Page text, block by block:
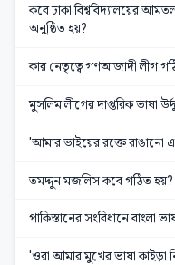
কবে ঢাকা বিশ্ববিদ্যালয়ের
অনুষ্ঠিত হয়?
কার নেতৃত্বে গণআজাদী লীগ
মুসলিম লীগের দাপ্তরিক ভাষা
'আমার ভাইয়ের রক্তে রাঙানো
তমদ্দুন মজলিস কবে গঠিত হয়?
পাকিস্তানের সংবিধানে বাংলা
'ওরা আমার মুখের ভাষা কাইড়া